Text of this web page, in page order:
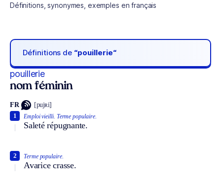
Définitions, synonymes, exemples en français
Définitions de “pouillerie“
pouillerie
nom féminin
FR [pujʀi]
Emploi vieilli. Terme populaire.
Saleté répugnante.
1
Terme populaire.
Avarice crasse.
2